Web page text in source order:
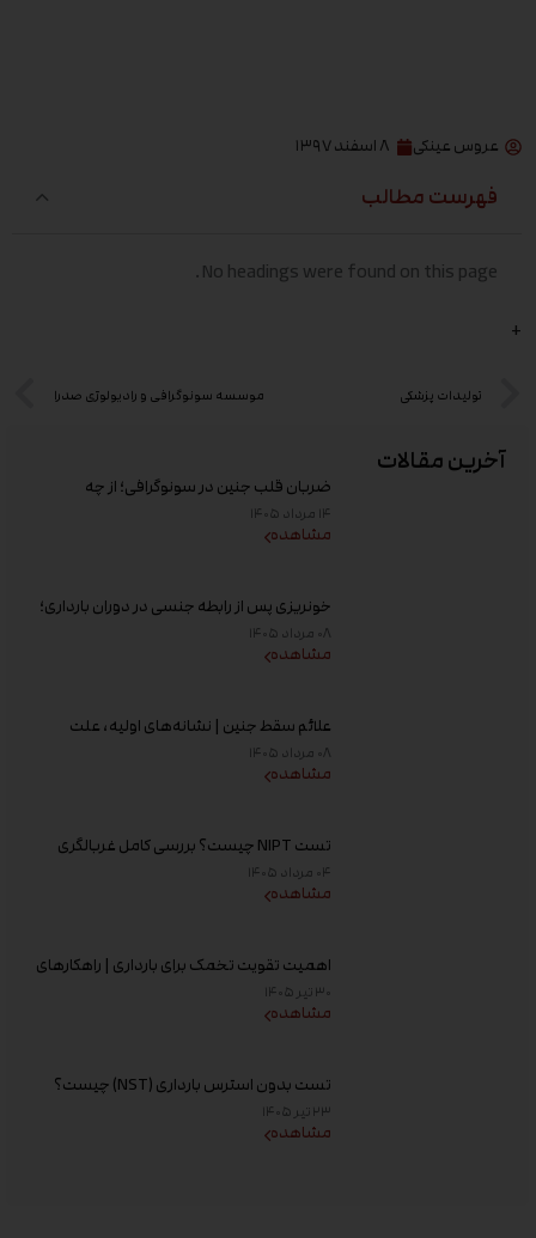
آخرین مقالات
ضربان قلب جنین در سونوگرافی؛ از چه
هفته‌ای دیده می‌شود؟
۱۴ مرداد ۱۴۰۵
مشاهده
خونریزی پس از رابطه جنسی در دوران بارداری؛
علت و زمان مراجعه به پزشک
۰۸ مرداد ۱۴۰۵
مشاهده
علائم سقط جنین | نشانه‌های اولیه، علت
خونریزی، عوامل خطر و زمان مراجعه به پزشک
۰۸ مرداد ۱۴۰۵
مشاهده
تست NIPT چیست؟ بررسی کامل غربالگری
غیر تهاجمی پیش از تولد، زمان انجام و تفسیر
جواب
۰۴ مرداد ۱۴۰۵
مشاهده
اهمیت تقویت تخمک برای بارداری | راهکارهای
افزایش کیفیت تخمک و شانس باروری
۳۰ تیر ۱۴۰۵
مشاهده
تست بدون استرس بارداری (NST) چیست؟
زمان انجام و تفسیر نتیجه
۲۳ تیر ۱۴۰۵
مشاهده
عروس عینکی ۸ اسفند ۱۳۹۷
فهرست مطالب
No headings were found on this page.
+
تولیدات پزشکی موسسه سونوگرافی و رادیولوژی صدرا